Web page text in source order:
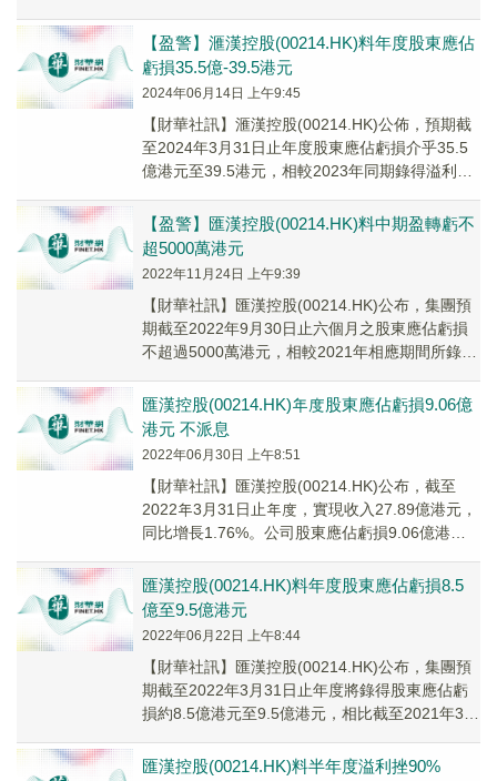
【盈警】滙漢控股(00214.HK)料年度股東應佔
虧損35.5億-39.5港元
2024年06月14日 上午9:45
【財華社訊】滙漢控股(00214.HK)公佈，預期截
至2024年3月31日止年度股東應佔虧損介乎35.5
億港元至39.5港元，相較2023年同期錄得溢利
【盈警】匯漢控股(00214.HK)料中期盈轉虧不
超5000萬港元
2022年11月24日 上午9:39
【財華社訊】匯漢控股(00214.HK)公布，集團預
期截至2022年9月30日止六個月之股東應佔虧損
不超過5000萬港元，相較2021年相應期間所錄得
匯漢控股(00214.HK)年度股東應佔虧損9.06億
港元 不派息
2022年06月30日 上午8:51
【財華社訊】匯漢控股(00214.HK)公布，截至
2022年3月31日止年度，實現收入27.89億港元，
同比增長1.76%。公司股東應佔虧損9.06億港
匯漢控股(00214.HK)料年度股東應佔虧損8.5
億至9.5億港元
2022年06月22日 上午8:44
【財華社訊】匯漢控股(00214.HK)公布，集團預
期截至2022年3月31日止年度將錄得股東應佔虧
損約8.5億港元至9.5億港元，相比截至2021年3月
匯漢控股(00214.HK)料半年度溢利挫90%